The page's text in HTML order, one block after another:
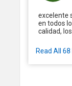
excelente
en todos
calidad,
Read All